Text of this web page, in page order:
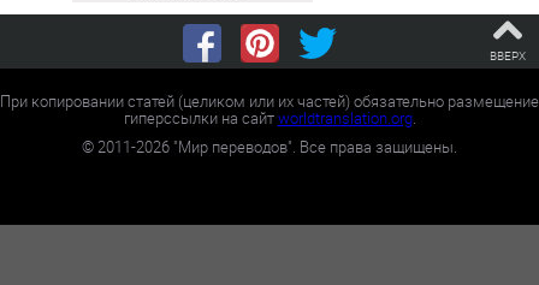
ВВЕРХ
При копировании статей (целиком или их частей) обязательно размещение
гиперссылки на сайтworldtranslation.org.
©2011-2026 "Мир переводов". Все права защищены.